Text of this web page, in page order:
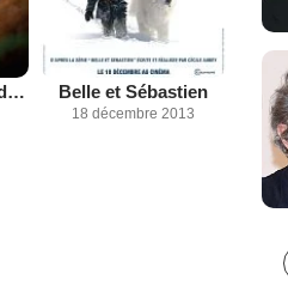
L'Odeur de la mandarine Belle et Sébastien
18 décembre 2013